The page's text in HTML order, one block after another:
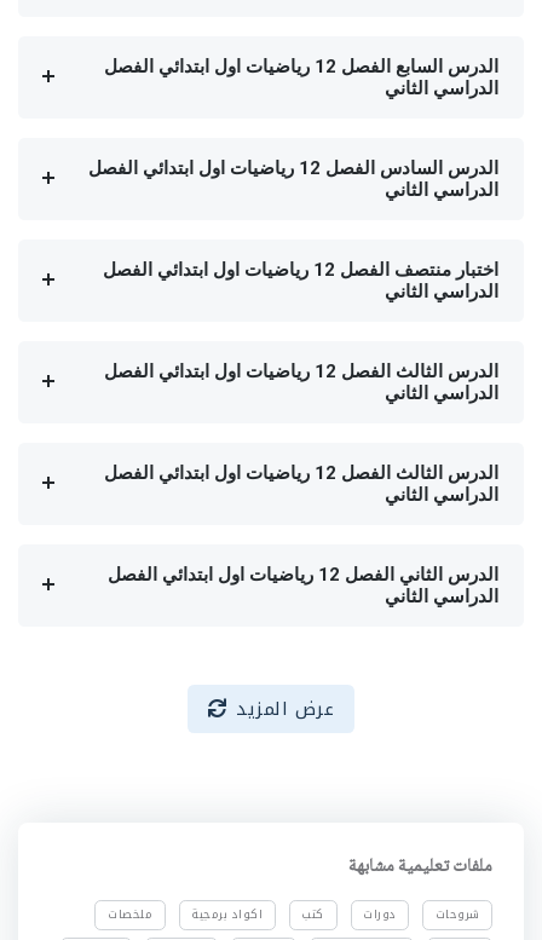
الدرس السابع الفصل 12 رياضيات اول ابتدائي الفصل
الدراسي الثاني
الدرس السادس الفصل 12 رياضيات اول ابتدائي الفصل
الدراسي الثاني
اختبار منتصف الفصل 12 رياضيات اول ابتدائي الفصل
الدراسي الثاني
الدرس الثالث الفصل 12 رياضيات اول ابتدائي الفصل
الدراسي الثاني
الدرس الثالث الفصل 12 رياضيات اول ابتدائي الفصل
الدراسي الثاني
الدرس الثاني الفصل 12 رياضيات اول ابتدائي الفصل
الدراسي الثاني
عرض المزيد
ملفات تعليمية مشابهة
شروحات دورات كتب اكواد برمجية
ملخصات